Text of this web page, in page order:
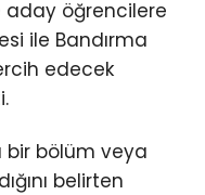
öğrencilere
ile Bandırma
edecek
bir bölüm veya
belirten